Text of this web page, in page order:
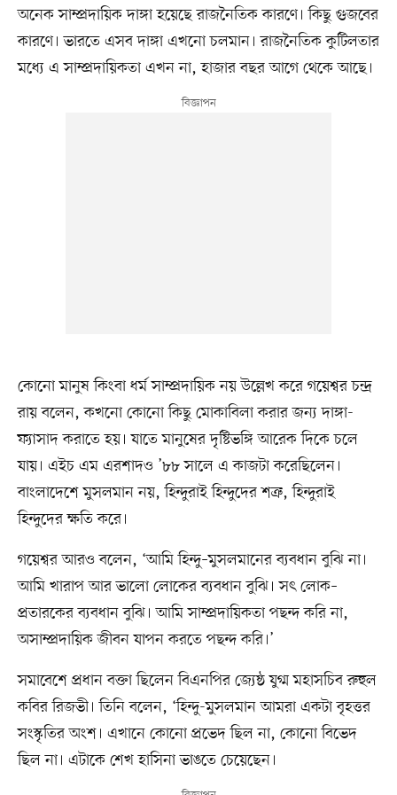
অনেক সাম্প্রদায়িক দাঙ্গা হয়েছে রাজনৈতিক কারণে। কিছু গুজবের
কারণে। ভারতে এসব দাঙ্গা এখনো চলমান। রাজনৈতিক কুটিলতার
মধ্যে এ সাম্প্রদায়িকতা এখন না, হাজার বছর আগে থেকে আছে।
কোনো মানুষ কিংবা ধর্ম সাম্প্রদায়িক নয় উল্লেখ করে গয়েশ্বর চন্দ্র
রায় বলেন, কখনো কোনো কিছু মোকাবিলা করার জন্য দাঙ্গা-
ফ্যাসাদ করাতে হয়। যাতে মানুষের দৃষ্টিভঙ্গি আরেক দিকে চলে
যায়। এইচ এম এরশাদও ’৮৮ সালে এ কাজটা করেছিলেন।
বাংলাদেশে মুসলমান নয়, হিন্দুরাই হিন্দুদের শত্রু, হিন্দুরাই
হিন্দুদের ক্ষতি করে।
গয়েশ্বর আরও বলেন, ‘আমি হিন্দু–মুসলমানের ব্যবধান বুঝি না।
আমি খারাপ আর ভালো লোকের ব্যবধান বুঝি। সৎ লোক–
প্রতারকের ব্যবধান বুঝি। আমি সাম্প্রদায়িকতা পছন্দ করি না,
অসাম্প্রদায়িক জীবন যাপন করতে পছন্দ করি।’
সমাবেশে প্রধান বক্তা ছিলেন বিএনপির জ্যেষ্ঠ যুগ্ম মহাসচিব রুহুল
কবির রিজভী। তিনি বলেন, ‘হিন্দু-মুসলমান আমরা একটা বৃহত্তর
সংস্কৃতির অংশ। এখানে কোনো প্রভেদ ছিল না, কোনো বিভেদ
ছিল না। এটাকে শেখ হাসিনা ভাঙতে চেয়েছেন।